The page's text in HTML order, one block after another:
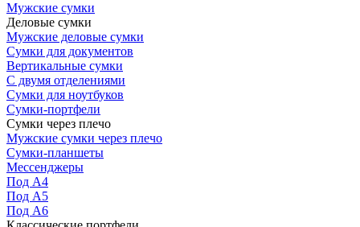
Мужские сумки
Деловые сумки
Мужские деловые сумки
Сумки для документов
Вертикальные сумки
С двумя отделениями
Сумки для ноутбуков
Сумки-портфели
Сумки через плечо
Мужские сумки через плечо
Сумки-планшеты
Мессенджеры
Под А4
Под А5
Под А6